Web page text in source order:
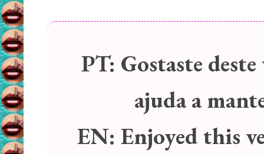
PT: Gostaste
ajuda a
EN: Enjoyed this